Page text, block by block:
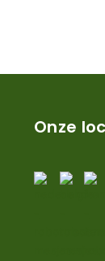
Onze